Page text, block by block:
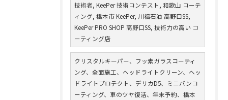
技術者, KeePer 技術コンテスト, 和歌山 コーテ
ィング, 橋本市 KeePer, 川福石油 高野口SS,
KeePer PRO SHOP 高野口SS, 技術力の高い コ
ーティング店
クリスタルキーパー、フッ素ガラスコーティ
ング、全面施工、ヘッドライトクリーン、ヘッ
ドライトプロテクト、デリカD5、ミニバンコ
ーティング、車のツヤ復活、年末予約、橋本